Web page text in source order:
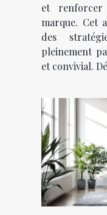
et renforcer
marque. Cet
des
pleinement
et convivial.